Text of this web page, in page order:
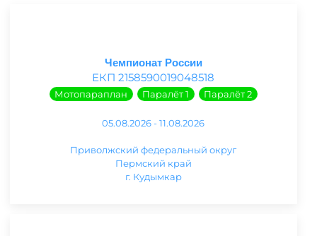
Чемпионат России
ЕКП 2158590019048518
Мотопараплан Паралёт 1 Паралёт 2
05.08.2026 - 11.08.2026
Приволжский федеральный округ
Пермский край
г. Кудымкар